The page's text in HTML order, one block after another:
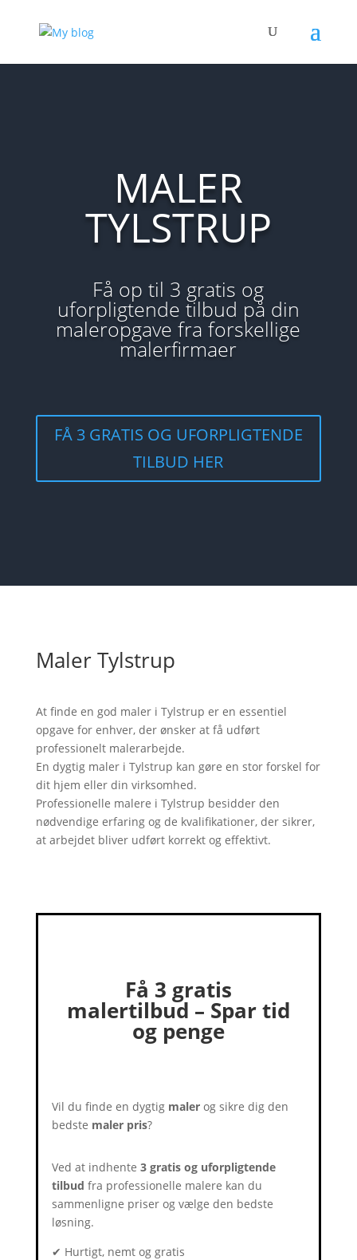
MALER
TYLSTRUP
Få op til 3 gratis og
uforpligtende tilbud på din
maleropgave fra forskellige
malerfirmaer
FÅ 3 GRATIS OG UFORPLIGTENDE
TILBUD HER
Maler Tylstrup
At finde en god maler i Tylstrup er en essentiel
opgave for enhver, der ønsker at få udført
professionelt malerarbejde.
En dygtig maler i Tylstrup kan gøre en stor forskel for
dit hjem eller din virksomhed.
Professionelle malere i Tylstrup besidder den
nødvendige erfaring og de kvalifikationer, der sikrer,
at arbejdet bliver udført korrekt og effektivt.
Få 3 gratis
malertilbud – Spar tid
og penge
Vil du finde en dygtig maler og sikre dig den
bedste maler pris?
Ved at indhente3 gratis og uforpligtende
tilbud fra professionelle malere kan du
sammenligne priser og vælge den bedste
løsning.
✔ Hurtigt, nemt og gratis